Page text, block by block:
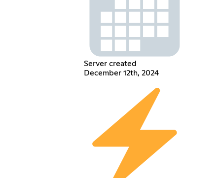
Server created
December 12th, 2024